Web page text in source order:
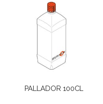
PALLADOR 100CL